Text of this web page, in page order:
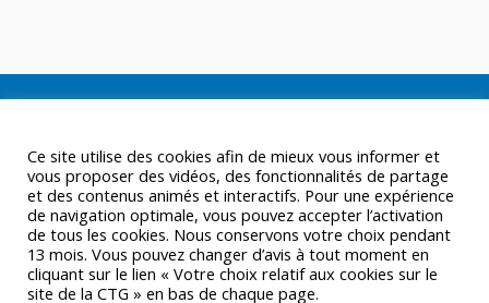
Ce site utilise des cookies afin de mieux vous informer et
vous proposer des vidéos, des fonctionnalités de partage
et des contenus animés et interactifs. Pour une expérience
de navigation optimale, vous pouvez accepter l’activation
de tous les cookies. Nous conservons votre choix pendant
13 mois. Vous pouvez changer d’avis à tout moment en
cliquant sur le lien « Votre choix relatif aux cookies sur le
site de la CTG » en bas de chaque page.